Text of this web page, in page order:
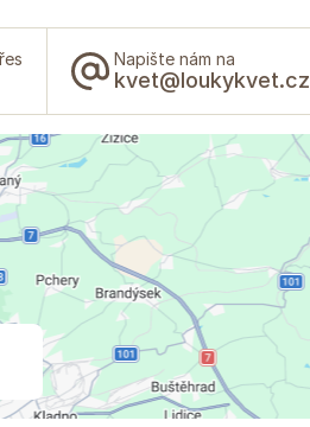
Napište nám na
kvet@loukykvet.cz